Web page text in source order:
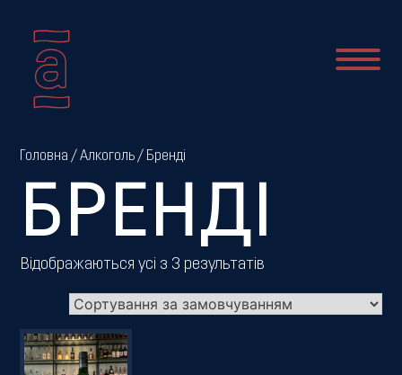
Про
нас
Новини
Меню
Головна /Алкоголь / Бренді
БРЕНДІ
Відображаються усі з 3 результатів